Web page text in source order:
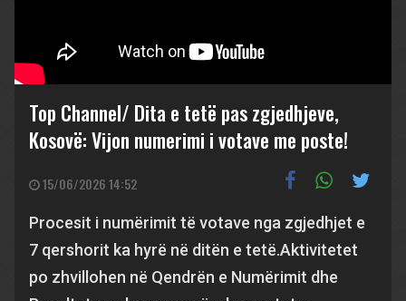
Top Channel/ Dita e tetë pas zgjedhjeve,
Kosovë: Vijon numerimi i votave me poste!
15/06/2026 14:52
Procesit i numërimit të votave nga zgjedhjet e
7 qershorit ka hyrë në ditën e tetë.Aktivitetet
po zhvillohen në Qendrën e Numërimit dhe